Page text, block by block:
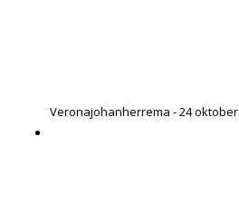
Veronajohanherrema - 24 oktober